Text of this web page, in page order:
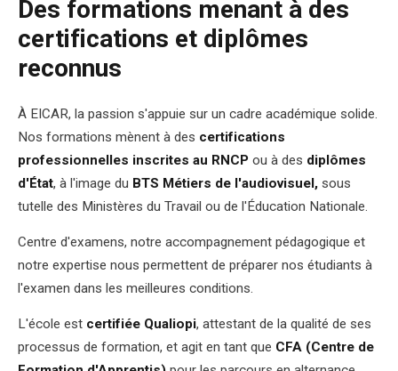
Des formations menant à des
certifications et diplômes
reconnus
À EICAR, la passion s'appuie sur un cadre académique solide.
Nos formations mènent à des certifications
professionnelles inscrites au RNCP ou à des diplômes
d'État, à l'image du BTS Métiers de l'audiovisuel, sous
tutelle des Ministères du Travail ou de l'Éducation Nationale.
Centre d'examens, notre accompagnement pédagogique et
notre expertise nous permettent de préparer nos étudiants à
l'examen dans les meilleures conditions.
L'école est certifiée Qualiopi, attestant de la qualité de ses
processus de formation, et agit en tant que CFA (Centre de